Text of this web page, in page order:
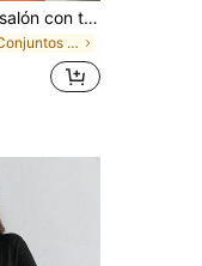
SHEIN Conjunto de salón con top y pantalones cortos de punto jaspeado
en Conjuntos de salón para mujer